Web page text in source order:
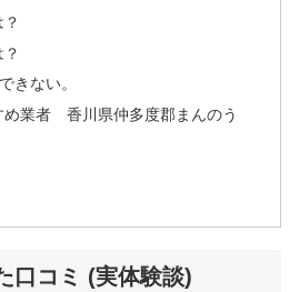
きない。
め業者 香川県仲多度郡まんのう
口コミ (実体験談)